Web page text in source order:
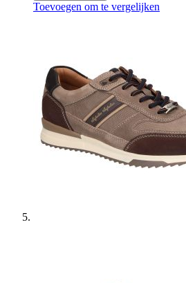
Toevoegen om te vergelijken